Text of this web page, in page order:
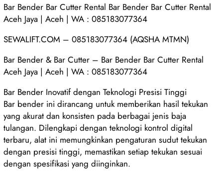
Bar Bender Bar Cutter Rental Bar Bender Bar Cutter Rental
Aceh Jaya | Aceh | WA : 085183077364
SEWALIFT.COM – 085183077364 (AQSHA MTMN)
Bar Bender & Bar Cutter – Bar Bender Bar Cutter Rental
Aceh Jaya | Aceh | WA : 085183077364
Bar Bender Inovatif dengan Teknologi Presisi Tinggi
Bar bender ini dirancang untuk memberikan hasil tekukan
yang akurat dan konsisten pada berbagai jenis baja
tulangan. Dilengkapi dengan teknologi kontrol digital
terbaru, alat ini memungkinkan pengaturan sudut tekukan
dengan presisi tinggi, memastikan setiap tekukan sesuai
dengan spesifikasi yang diinginkan.